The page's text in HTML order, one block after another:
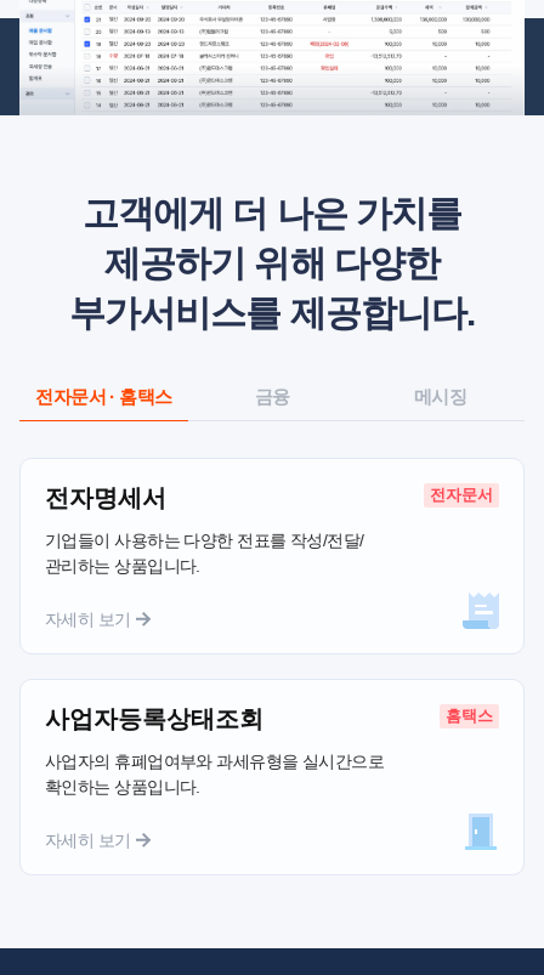
고객에게 더 나은 가치를
제공하기 위해 다양한
부가서비스를 제공합니다.
전자문서 · 홈택스 금융 메시징
전자명세서
기업들이 사용하는 다양한 전표를 작성/전달/
관리하는 상품입니다.
사업자등록상태조회
사업자의 휴폐업여부와 과세유형을 실시간으로
확인하는 상품입니다.